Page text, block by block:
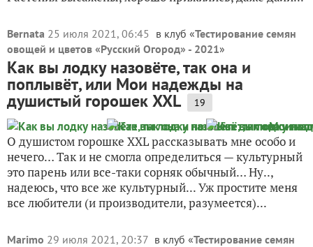
Bernata 25 июля 2021, 06:45 в клуб «Тестирование семян
овощей и цветов «Русский Огород» - 2021»
Как вы лодку назовёте, так она и
поплывёт, или Мои надежды на
душистый горошек XXL 19
О душистом горошке XXL рассказывать мне особо и
нечего… Так и не смогла определиться — культурный
это парень или все-таки сорняк обычный… Ну..,
надеюсь, что все же культурный... Уж простите меня
все любители (и производители, разумеется)...
Marimo 29 июля 2021, 20:37 в клуб «Тестирование семян